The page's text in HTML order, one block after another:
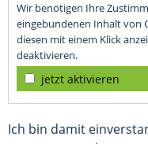
Wir benötigen Ihre
eingebundenen Inhalt von
diesen mit einem Klick
deaktivieren.
jetzt aktivieren
Ich bin damit